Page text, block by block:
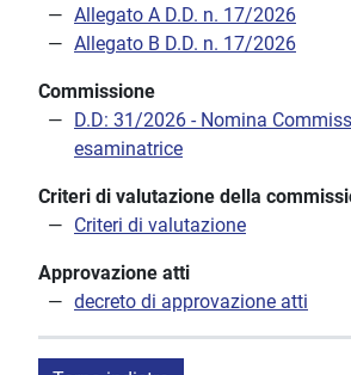
Allegato A D.D. n. 17/2026
Allegato B D.D. n. 17/2026
Commissione
D.D: 31/2026 - Nomina
esaminatrice
Criteri di valutazione della
Criteri di valutazione
Approvazione atti
decreto di approvazione atti